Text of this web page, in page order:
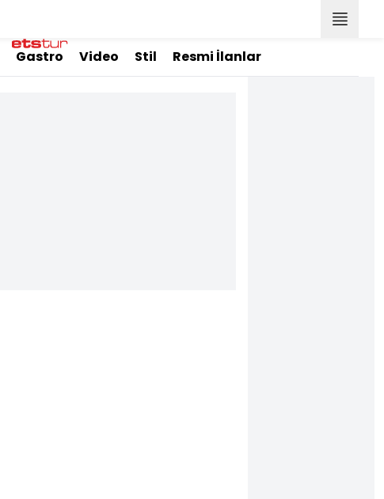
Gastro Video Stil Resmi İlanlar